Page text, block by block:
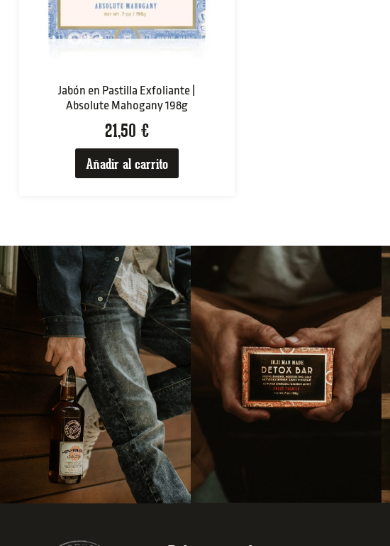
Jabón en Pastilla Exfoliante |
Absolute Mahogany 198g
21,50 €
Añadir al carrito